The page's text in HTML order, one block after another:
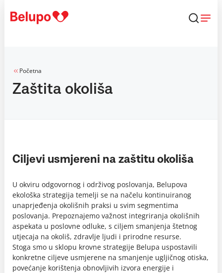
Početna
Zaštita okoliša
Ciljevi usmjereni na zaštitu okoliša
U okviru odgovornog i održivog poslovanja, Belupova
ekološka strategija temelji se na načelu kontinuiranog
unaprjeđenja okolišnih praksi u svim segmentima
poslovanja. Prepoznajemo važnost integriranja okolišnih
aspekata u poslovne odluke, s ciljem smanjenja štetnog
utjecaja na okoliš, zdravlje ljudi i prirodne resurse.
Stoga smo u sklopu krovne strategije Belupa uspostavili
konkretne ciljeve usmjerene na smanjenje ugljičnog otiska,
povećanje korištenja obnovljivih izvora energije i